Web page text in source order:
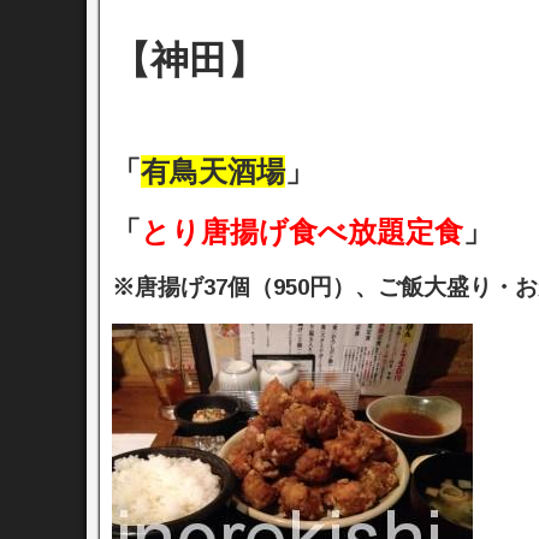
【神田】
「 有鳥天酒場」
「 とり唐揚げ食べ放題定食」
※唐揚げ37個（950円）、ご飯大盛り・